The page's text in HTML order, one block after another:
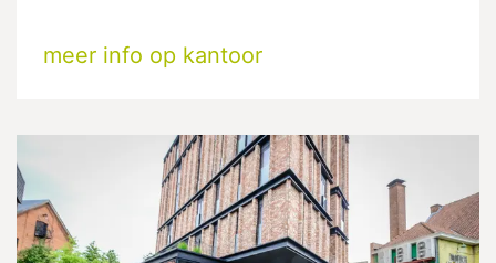
meer info op kantoor